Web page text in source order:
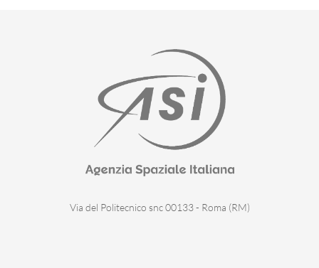
Via del Politecnico snc 00133 - Roma (RM)